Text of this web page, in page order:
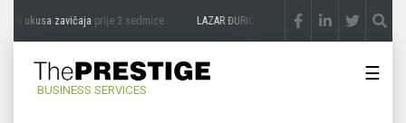
zavičajaprije 3 sedmice LAZAR ĐURIĆ: Promocija potencijal pretvara u
BUSINESS SERVICES
☰